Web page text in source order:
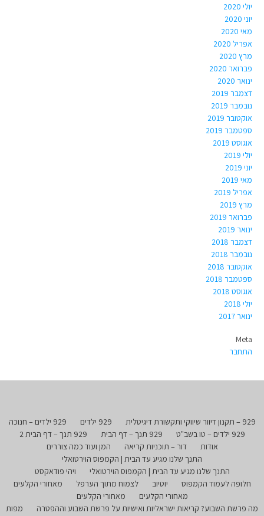
יולי 2020
יוני 2020
מאי 2020
אפריל 2020
מרץ 2020
פברואר 2020
ינואר 2020
דצמבר 2019
נובמבר 2019
אוקטובר 2019
ספטמבר 2019
אוגוסט 2019
יולי 2019
יוני 2019
מאי 2019
אפריל 2019
מרץ 2019
פברואר 2019
ינואר 2019
דצמבר 2018
נובמבר 2018
אוקטובר 2018
ספטמבר 2018
אוגוסט 2018
יולי 2018
ינואר 2017
Meta
התחבר
929 – תקנון דיוור שיווקי ותקשורת דיגיטלית 929 ילדים
929 ילדים – חנוכה
929 ילדים – טו בשב"ט
929 תנך – דף הבית
929 תנך – דף הבית 2
אודות
דור – תוכניות קריאה
המן ועוד כמה צוררים
התנך שלנו מגיע עד הבית | הקמפוס הוירטואלי
התנך שלנו מגיע עד הבית | הקמפוס הוירטואלי
ויהי פודאקסט
חלופה לעמוד הקמפוס
יוטיוב לצמוח מתוך הערפל
מאחורי הקלעים
מאחורי הקלעים
מאחורי הקלעים
מה פרשת השבוע? קריאות ישראליות ואישיות על פרשת השבוע וההפטרה
מפות